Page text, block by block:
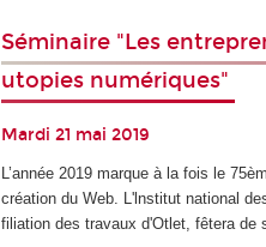
Séminaire "Les
utopies numériques"
Mardi 21 mai 2019
L’année 2019 marque à la fois le
création du Web. L'lnstitut national
filiation des travaux d'Otlet, fêtera de